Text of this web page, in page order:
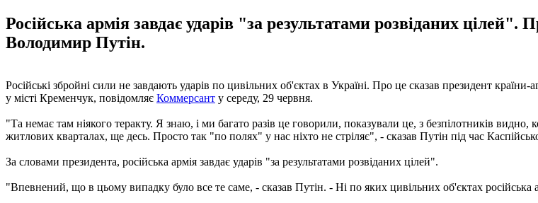
Російська армія завдає ударів "за результатами розвіданих
Володимир Путін.
Російські збройні сили не завдають ударів по цивільних об'єктах в Україні. Про це сказав президент
у місті Кременчук, повідомляє Коммерсант у середу, 29 червня.
"Та немає там ніякого теракту. Я знаю, і ми багато разів це говорили, показували це, з безпілотників
житлових кварталах, ще десь. Просто так "по полях" у нас ніхто не стріляє", - сказав Путін під час
За словами президента, російська армія завдає ударів "за результатами розвіданих цілей".
"Впевнений, що в цьому випадку було все те саме, - сказав Путін. - Ні по яких цивільних об'єктах російська